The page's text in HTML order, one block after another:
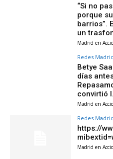
“Si no
porque
barrios”.
un
Madrid en
Redes
Betye
días
convirtió
Madrid en
Redes
https://
Madrid en